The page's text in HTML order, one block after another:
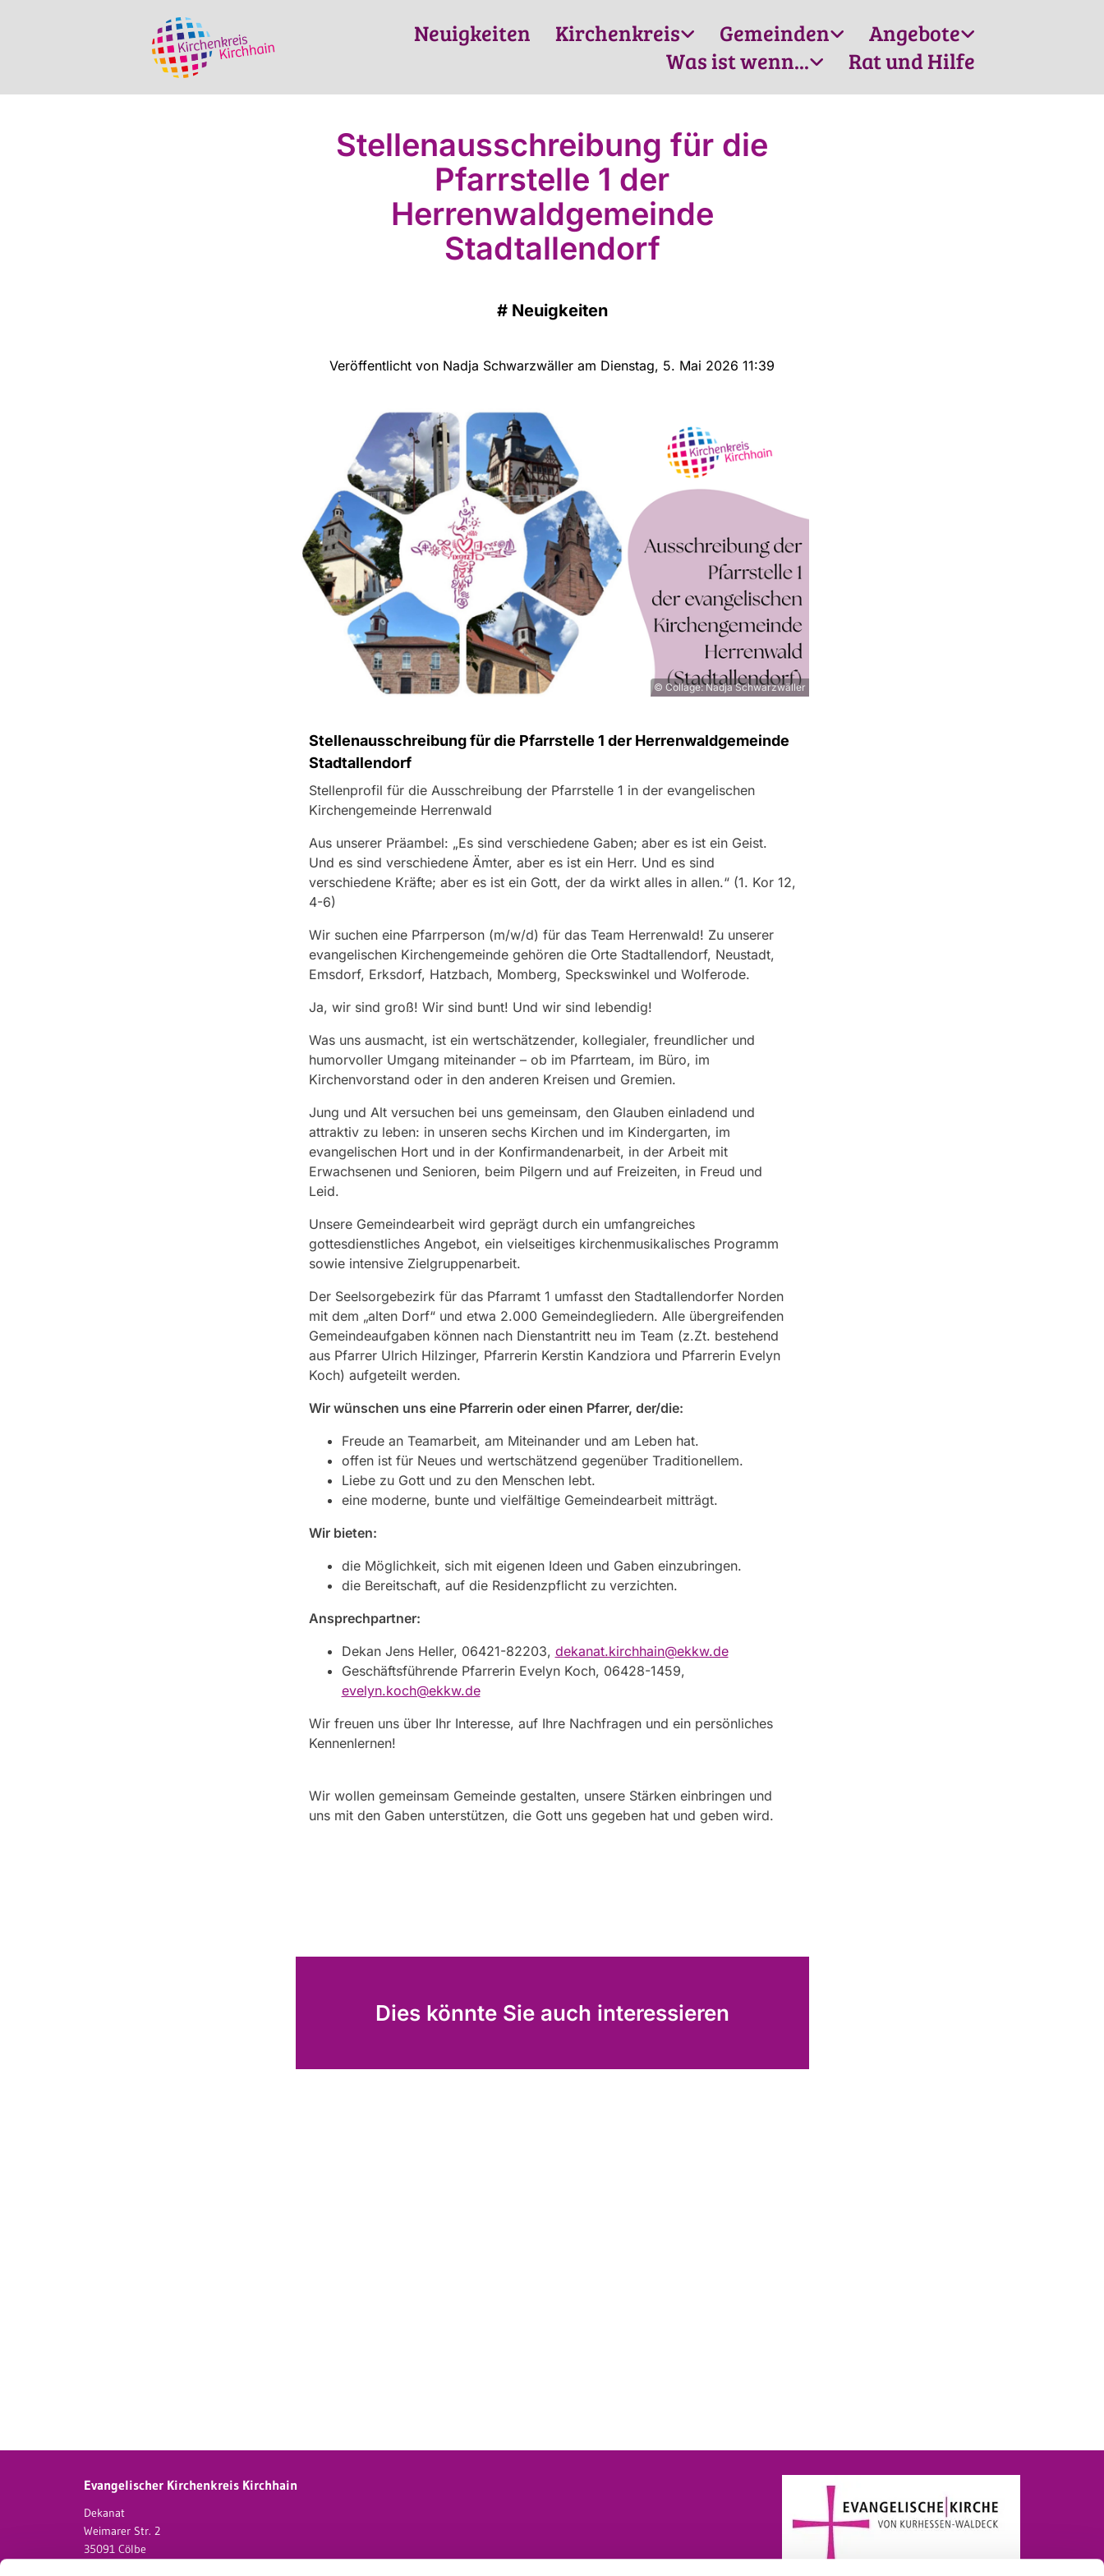
Neuigkeiten Kirchenkreis Gemeinden
Angebote
Was ist wenn...
Rat und Hilfe
Stellenausschreibung für die
Pfarrstelle 1 der
Herrenwaldgemeinde
Stadtallendorf
# Neuigkeiten
Veröffentlicht von Nadja Schwarzwäller am Dienstag, 5. Mai 2026 11:39
© Collage: Nadja Schwarzwäller
Stellenausschreibung für die Pfarrstelle 1 der Herrenwaldgemeinde
Stadtallendorf
Stellenprofil für die Ausschreibung der Pfarrstelle 1 in der evangelischen
Kirchengemeinde Herrenwald
Aus unserer Präambel: „Es sind verschiedene Gaben; aber es ist ein Geist.
Und es sind verschiedene Ämter, aber es ist ein Herr. Und es sind
verschiedene Kräfte; aber es ist ein Gott, der da wirkt alles in allen.“ (1. Kor 12,
4-6)
Wir suchen eine Pfarrperson (m/w/d) für das Team Herrenwald! Zu unserer
evangelischen Kirchengemeinde gehören die Orte Stadtallendorf, Neustadt,
Emsdorf, Erksdorf, Hatzbach, Momberg, Speckswinkel und Wolferode.
Ja, wir sind groß! Wir sind bunt! Und wir sind lebendig!
Was uns ausmacht, ist ein wertschätzender, kollegialer, freundlicher und
humorvoller Umgang miteinander – ob im Pfarrteam, im Büro, im
Kirchenvorstand oder in den anderen Kreisen und Gremien.
Jung und Alt versuchen bei uns gemeinsam, den Glauben einladend und
attraktiv zu leben: in unseren sechs Kirchen und im Kindergarten, im
evangelischen Hort und in der Konfirmandenarbeit, in der Arbeit mit
Erwachsenen und Senioren, beim Pilgern und auf Freizeiten, in Freud und
Leid.
Unsere Gemeindearbeit wird geprägt durch ein umfangreiches
gottesdienstliches Angebot, ein vielseitiges kirchenmusikalisches Programm
sowie intensive Zielgruppenarbeit.
Der Seelsorgebezirk für das Pfarramt 1 umfasst den Stadtallendorfer Norden
mit dem „alten Dorf“ und etwa 2.000 Gemeindegliedern. Alle übergreifenden
Gemeindeaufgaben können nach Dienstantritt neu im Team (z.Zt. bestehend
aus Pfarrer Ulrich Hilzinger, Pfarrerin Kerstin Kandziora und Pfarrerin Evelyn
Koch) aufgeteilt werden.
Wir wünschen uns eine Pfarrerin oder einen Pfarrer, der/die:
Freude an Teamarbeit, am Miteinander und am Leben hat.
offen ist für Neues und wertschätzend gegenüber Traditionellem.
Liebe zu Gott und zu den Menschen lebt.
eine moderne, bunte und vielfältige Gemeindearbeit mitträgt.
Wir bieten:
die Möglichkeit, sich mit eigenen Ideen und Gaben einzubringen.
die Bereitschaft, auf die Residenzpflicht zu verzichten.
Ansprechpartner:
Dekan Jens Heller, 06421-82203, dekanat.kirchhain@ekkw.de
Geschäftsführende Pfarrerin Evelyn Koch, 06428-1459,
evelyn.koch@ekkw.de
Wir freuen uns über Ihr Interesse, auf Ihre Nachfragen und ein persönliches
Kennenlernen!
Wir wollen gemeinsam Gemeinde gestalten, unsere Stärken einbringen und
uns mit den Gaben unterstützen, die Gott uns gegeben hat und geben wird.
Dies könnte Sie auch interessieren
Evangelischer Kirchenkreis Kirchhain
Dekanat
Weimarer Str. 2
35091 Cölbe